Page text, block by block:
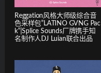
Reggation风格大师级综合音
色采样包”LATINO GVNG Pac
k”|Splice Sounds厂牌携手知
名制作人DJ Luian联合出品